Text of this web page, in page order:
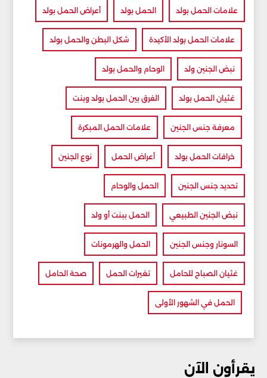
علامات الحمل بولد الحمل بولد أعراض الحمل بولد
علامات الحمل بولد الأكيدة شكل البطن والحمل بولد
نبض الجنين ولد الوحام والحمل بولد
غثيان الحمل بولد الفرق بين الحمل بولد وبنت
معرفة جنس الجنين علامات الحمل المبكرة
خرافات الحمل بولد أعراض الحمل نوع الجنين
تحديد جنس الجنين الحمل والوحام
نبض الجنين الطبيعي الحمل ببنت أو ولد
السونار وجنس الجنين الحمل والهرمونات
غثيان الصباح للحامل تغيرات الحمل صحة الحامل
الحمل في الشهور الأولى
يقرأون الآن